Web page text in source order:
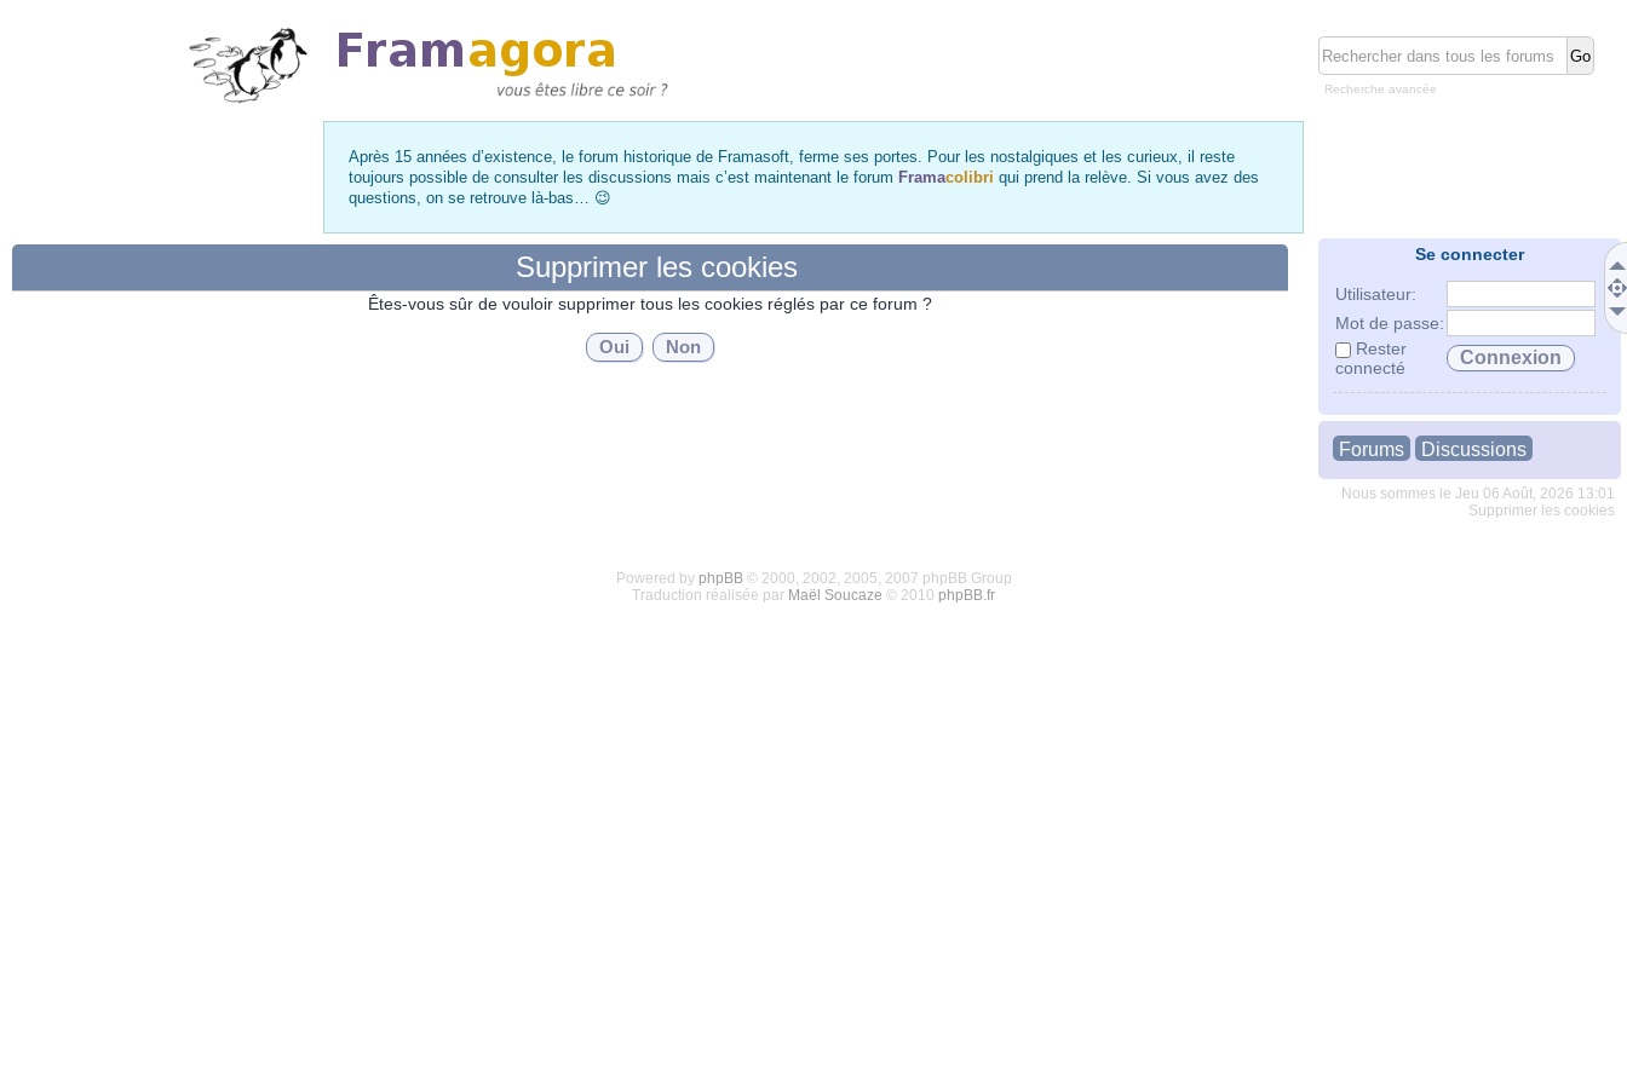
Recherche avancée
Après 15 années d’existence, le forum historique de Framasoft, ferme ses portes. Pour les nostalgiques et les curieux, il reste
toujours possible de consulter les discussions mais c’est maintenant le forum Framacolibri qui prend la relève. Si vous avez des
questions, on se retrouve là-bas… 😉
Se connecter
Utilisateur:
Mot de passe:
Rester
connecté
Forums Discussions
Nous sommes le Jeu 06 Août, 2026 13:01
Supprimer les cookies
Supprimer les cookies
Êtes-vous sûr de vouloir supprimer tous les cookies réglés par ce forum ?
Powered by phpBB© 2000, 2002, 2005, 2007 phpBB Group
Traduction réalisée par Maël Soucaze © 2010 phpBB.fr